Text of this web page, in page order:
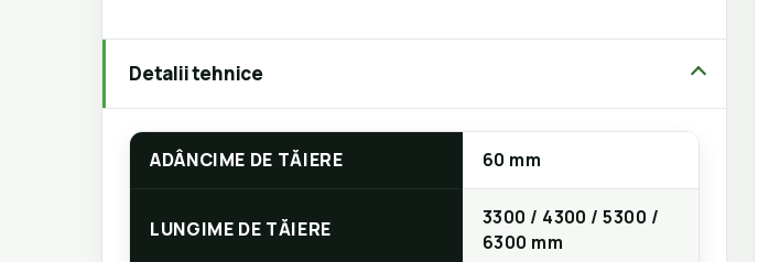
Detalii tehnice
ADÂNCIME DE TĂIERE 60 mm
LUNGIME DE TĂIERE
3300 / 4300 / 5300 /
6300 mm